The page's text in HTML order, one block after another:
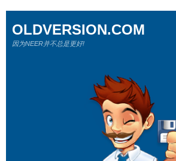
OLDVERSION.COM
因为NEER并不总是更好!